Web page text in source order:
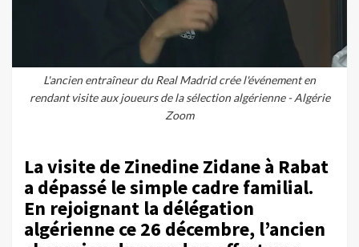
L'ancien entraîneur du Real Madrid crée l'événement en
rendant visite aux joueurs de la sélection algérienne - Algérie
Zoom
La visite de Zinedine Zidane à Rabat
a dépassé le simple cadre familial.
En rejoignant la délégation
algérienne ce 26 décembre, l’ancien